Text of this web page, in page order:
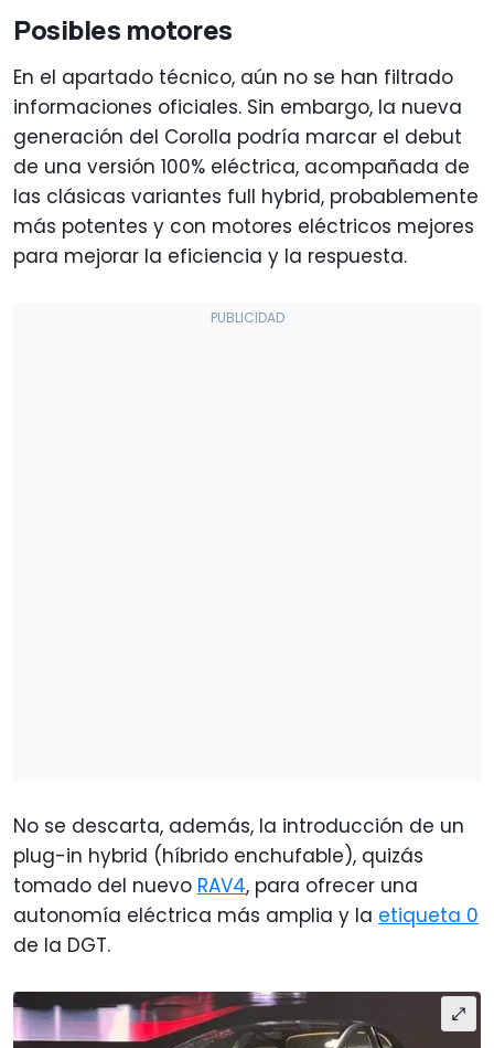
Posibles motores
En el apartado técnico, aún no se han filtrado
informaciones oficiales. Sin embargo, la nueva
generación del Corolla podría marcar el debut
de una versión 100% eléctrica, acompañada de
las clásicas variantes full hybrid, probablemente
más potentes y con motores eléctricos mejores
para mejorar la eficiencia y la respuesta.
No se descarta, además, la introducción de un
plug-in hybrid (híbrido enchufable), quizás
tomado del nuevo RAV4, para ofrecer una
autonomía eléctrica más amplia y la etiqueta 0
de la DGT.